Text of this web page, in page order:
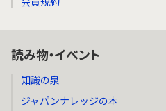
読み物・イベント
知識の泉
ジャパンナレッジの本